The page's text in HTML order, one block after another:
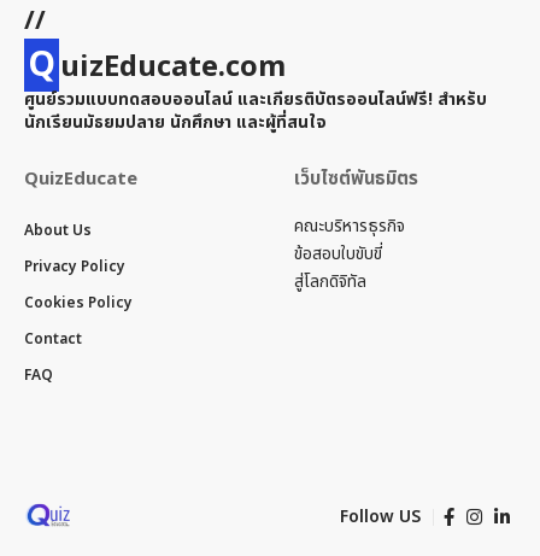
//
QuizEducate.com
ศูนย์รวมแบบทดสอบออนไลน์ และเกียรติบัตรออนไลน์ฟรี! สำหรับ
นักเรียนมัธยมปลาย นักศึกษา และผู้ที่สนใจ
QuizEducate
About Us
Privacy Policy
Cookies Policy
Contact
FAQ
เว็บไซต์พันธมิตร
คณะบริหารธุรกิจ
ข้อสอบใบขับขี่
สู่โลกดิจิทัล
Follow US